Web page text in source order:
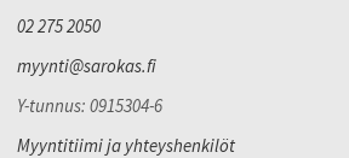
02 275 2050
myynti@sarokas.fi
Y-tunnus: 0915304-6
Myyntitiimi ja yhteyshenkilöt